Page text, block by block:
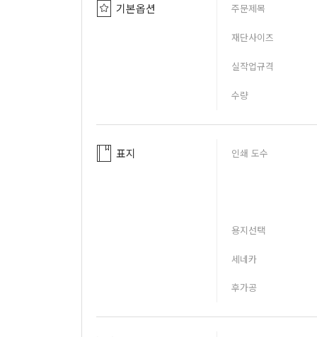
기본옵션 주문제목
재단사이즈
실작업규격
수량
표지 인쇄 도수
용지선택
세네카
후가공